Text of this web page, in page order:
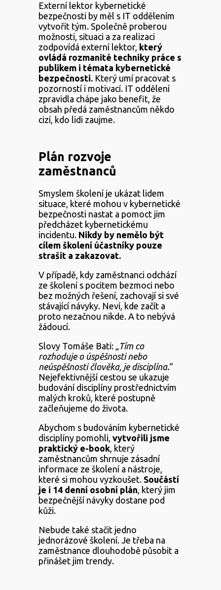
Externí lektor kybernetické
bezpečnosti by měl s IT oddělením
vytvořit tým. Společně proberou
možnosti, situaci a za realizaci
zodpovídá externí lektor, který
ovládá rozmanité techniky práce s
publikem i témata kybernetické
bezpečnosti. Který umí pracovat s
pozorností i motivací. IT oddělení
zpravidla chápe jako benefit, že
obsah předá zaměstnancům někdo
cizí, kdo lidi zaujme.
Plán rozvoje
zaměstnanců
Smyslem školení je ukázat lidem
situace, které mohou v kybernetické
bezpečnosti nastat a pomoct jim
předcházet kybernetickému
incidentu. Nikdy by nemělo být
cílem školení účastníky pouze
strašit a zakazovat.
V případě, kdy zaměstnanci odchází
ze školení s pocitem bezmoci nebo
bez možných řešení, zachovají si své
stávající návyky. Neví, kde začít a
proto nezačnou nikde. A to nebývá
žádoucí.
Slovy Tomáše Bati: „
Tím co
rozhoduje o úspěšnosti nebo
neúspěšnosti člověka, je disciplína.“
Nejefektivnější cestou se ukazuje
budování disciplíny prostřednictvím
malých kroků, které postupně
začleňujeme do života.
Abychom s budováním kybernetické
disciplíny pomohli, vytvořili jsme
praktický e-book , který
zaměstnancům shrnuje zásadní
informace ze školení a nástroje,
které si mohou vyzkoušet. Součástí
je i 14 denní osobní plán , který jim
bezpečnější návyky dostane pod
kůži.
Nebude také stačit jedno
jednorázové školení. Je třeba na
zaměstnance dlouhodobě působit a
přinášet jim trendy.